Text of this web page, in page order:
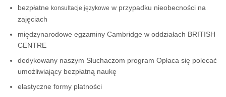
bezpłatne konsultacje językowe w przypadku nieobecności na
zajęciach
międzynarodowe egzaminy Cambridge w oddziałach BRITISH
CENTRE
dedykowany naszym Słuchaczom program Opłaca się polecać
umożliwiający bezpłatną naukę
elastyczne formy płatności